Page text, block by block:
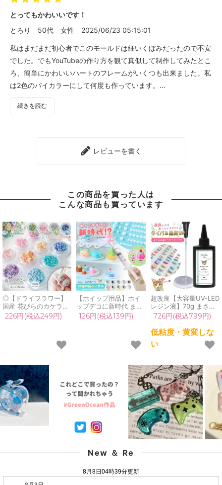
とってもかわいいです！
とろり
50代 女性 2025/06/23 05:15:01
私はまだまだ初心者でこのモールドは細いくぼみだったので不安
でした。でもYouTubeの作り方を観て真似して制作してみたとこ
ろ、簡単にかわいいハートのフレームがいくつも出来ました。私
は2色のバイカラーにして何度も作っています。
方に好きな色を流すとかわいいのが作れて好きです。ピアスに加
と思い、もうひとつ予備にポチりました。笑
続きを読む
レビューを書く
この商品を買った人は
こんな商品も買っています
◎【ドライフラワー】
国産 花びらのカケラ
MIX プリザーブドフラ
ワー レジン封入素材 封
GreenOceanオリジナ
226円(税込249円)
【ホイップ用品】ホイ
ップデコに新時代 まさ
るホイップ用 極小ノズ
ル 極細 しぼり口 使い
ツ レジン 推し活 手芸
126円(税込139円)
超改良【大容量UV-LED
レジン液】70g まさる
の涙 サラサラタイプ
《クリア》 低粘度
GreenOceanオリジナ
ル さらさら ツルツル
高品質 透明 猫 UVレジ
726円(税込799円)
低粘度・黄変しな
い
New ＆ Re